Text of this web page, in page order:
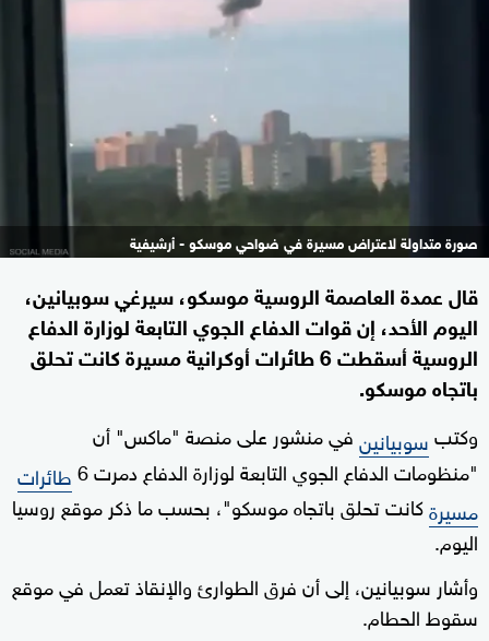
صورة متداولة لاعتراض مسيرة في ضواحي موسكو - أرشيفية
قال عمدة العاصمة الروسية موسكو، سيرغي سوبيانين،
اليوم الأحد، إن قوات الدفاع الجوي التابعة لوزارة الدفاع
الروسية أسقطت 6 طائرات أوكرانية مسيرة كانت تحلق
باتجاه موسكو.
وكتبسوبيانينفي منشور على منصة "ماكس" أن
"منظومات الدفاع الجوي التابعة لوزارة الدفاع دمرت 6
طائرات
مسيرةكانت تحلق باتجاه موسكو"، بحسب ما ذكر موقع روسيا
اليوم.
وأشار سوبيانين، إلى أن فرق الطوارئ والإنقاذ تعمل في موقع
سقوط الحطام.